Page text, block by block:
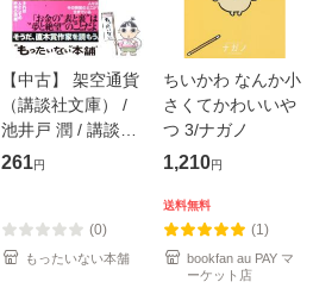
【中古】 架空通貨
（講談社文庫） /
池井戸 潤 / 講談社
[文庫]【メール便送
261円
(0)
もったいない本舗
ちいかわ なんか小
さくてかわいいや
つ 3/ナガノ
1,210円
送料無料
(1)
bookfan au PAY マ
ーケット店